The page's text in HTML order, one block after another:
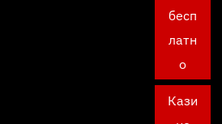
бесп
латн
о
Кази